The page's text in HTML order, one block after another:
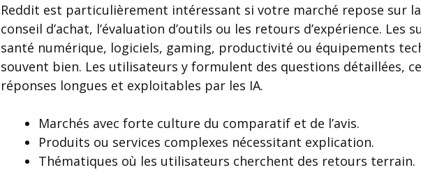
Reddit est particulièrement intéressant si votre marché repose sur
conseil d’achat, l’évaluation d’outils ou les retours d’expérience. Les
santé numérique, logiciels, gaming, productivité ou équipements
souvent bien. Les utilisateurs y formulent des questions détaillées,
réponses longues et exploitables par les IA.
Marchés avec forte culture du comparatif et de l’avis.
Produits ou services complexes nécessitant explication.
Thématiques où les utilisateurs cherchent des retours terrain.